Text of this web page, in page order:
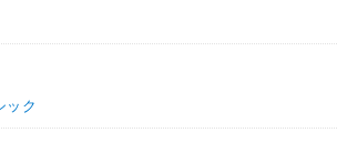
ック